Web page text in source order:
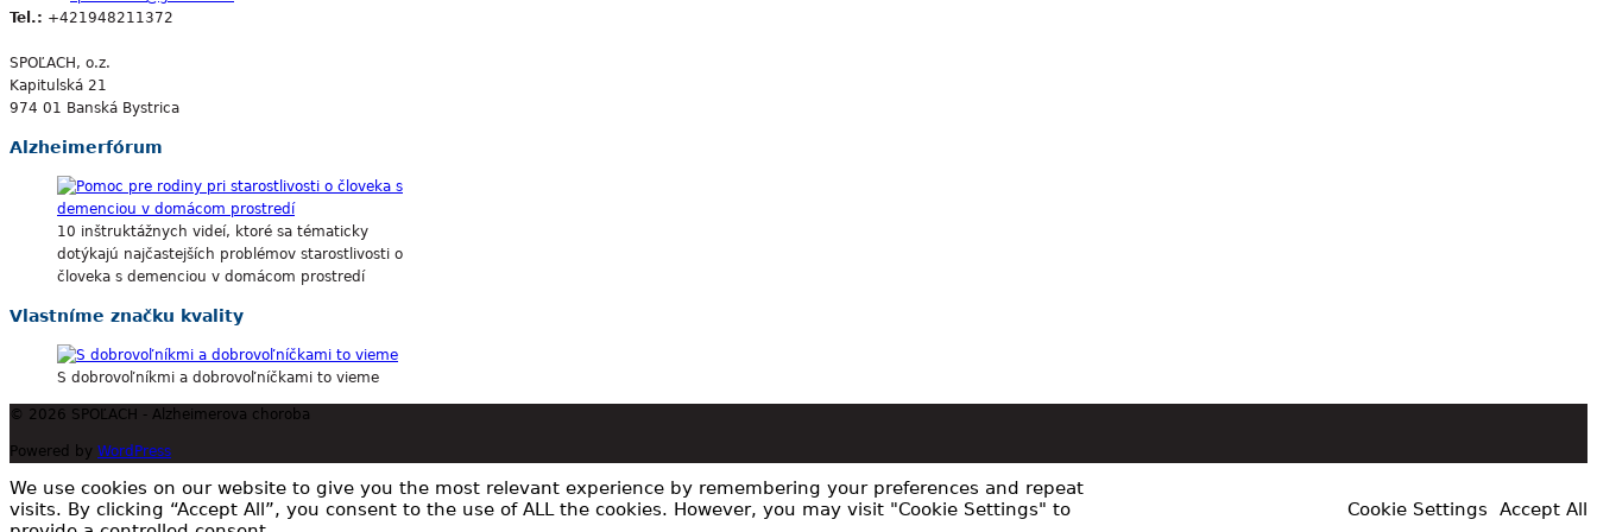
Tel.: +421948211372
SPOĽACH, o.z.
Kapitulská 21
974 01 Banská Bystrica
Alzheimerfórum
10 inštruktážnych videí, ktoré sa tématicky
dotýkajú najčastejších problémov starostlivosti o
človeka s demenciou v domácom prostredí
Vlastníme značku kvality
S dobrovoľníkmi a dobrovoľníčkami to vieme
© 2026 SPOĽACH - Alzheimerova choroba
Powered by WordPress
We use cookies on our website to give you the most relevant experience by remembering your preferences and repeat
visits. By clicking “Accept All”, you consent to the use of ALL the cookies. However, you may visit "Cookie Settings" to
Cookie Settings Accept All